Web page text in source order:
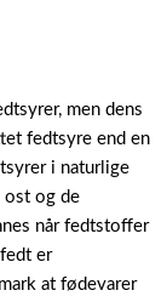
men dens
fedtsyre end en
i naturlige
ost og de
når fedtstoffer
er
at fødevarer